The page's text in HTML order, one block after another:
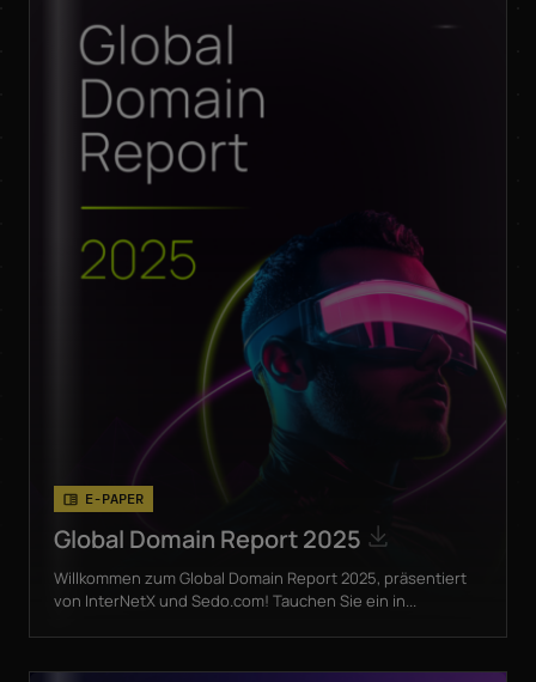
E-PAPER
Global Domain Report 2025
Willkommen zum Global Domain Report 2025, präsentiert
von InterNetX und Sedo.com! Tauchen Sie ein in...